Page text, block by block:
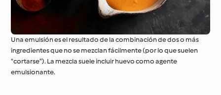
Una emulsión es el resultado de la combinación de dos o más
ingredientes que no se mezclan fácilmente (por lo que suelen
“cortarse”). La mezcla suele incluir huevo como agente
emulsionante.